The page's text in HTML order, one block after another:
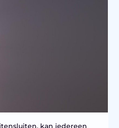
kan iedereen